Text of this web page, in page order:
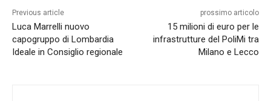
Previous article
Luca Marrelli nuovo
capogruppo di Lombardia
Ideale in Consiglio regionale
prossimo articolo
15 milioni di euro per le
infrastrutture del PoliMi tra
Milano e Lecco